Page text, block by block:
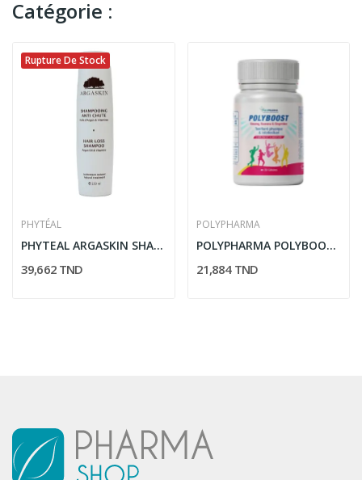
Catégorie :
Rupture De Stock
PHYTÉAL
PHYTEAL ARGASKIN SHAMPOOING ANTI CHUTE 250ML
39,662 TND
POLYPHARMA
POLYPHARMA POLYBOOST 30 COMPRIMES
21,884 TND